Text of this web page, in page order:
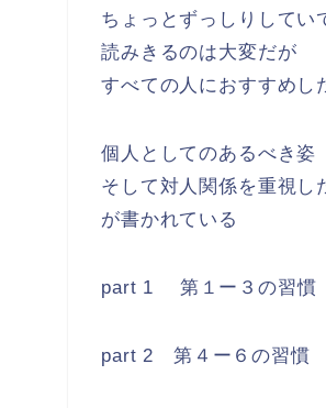
ちょっとずっしりしてい
読みきるのは大変だが
すべての人におすすめし
個人としてのあるべき姿
そして対人関係を重視し
が書かれている
part 1 第１ー３の習慣
part 2 第４ー６の習慣